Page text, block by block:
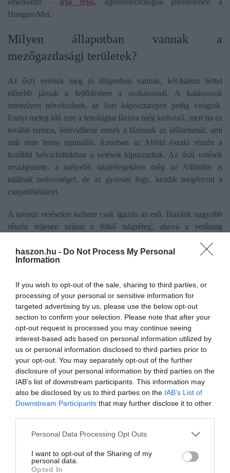
haszon.hu - Do Not Process My Personal
Information
If you wish to opt-out of the sale, sharing to third parties, or
processing of your personal or sensitive information for
targeted advertising by us, please use the below opt-out
section to confirm your selection. Please note that after your
opt-out request is processed you may continue seeing
interest-based ads based on personal information utilized by
us or personal information disclosed to third parties prior to
your opt-out. You may separately opt-out of the further
disclosure of your personal information by third parties on the
IAB’s list of downstream participants. This information may
also be disclosed by us to third parties on the IAB’s List of
Downstream Participants that may further disclose it to other
Please note that this website/app uses one or more Google
not limited to your visit or usage behaviour. You may click to
grant or deny consent to Google and its third-party tags to
Personal Data Processing Opt Outs
I want to opt-out of the Sharing of my
personal data.
Opted In
emelkedni - írja friss, agrometeorológiai jelentésében a
HungaroMet.
Milyen állapotban vannak a
mezőgazdasági területek?
Az őszi vetések még jó állapotban vannak, két-három héttel
előrébb járnak a fejlődésben a szokásosnál. A kalászosok
intenzíven növekednek, az őszi káposztarepce pedig virágzik.
Ennyi meleg idő erre a fenológiai fázisra még kedvező, mert ha ez
tovább tartana, lerövidítené ennek a fázisnak az időtartamát, ami
már nem lenne optimális. Azonban az Alföld északi részén a
korábbi belvízfoltokban a vetések kipusztultak. Az őszi vetések
országszerte, a mélyebb talajrétegekben még az Alföldön is
találnak nedvességet, de az gyorsan fogy, kezdik megérezni a
csapadékhiányt.
A tavaszi vetésekre kellene csak igazán az eső. Hazánk nagyobb
részén teljesen száraz a fölső talajréteg, ahová a vetőmag
A legtöbb gyümölcsfánk elvirágzott. Viszont az alma és a birs
Az elmúlt héten hulló csapadék miatt nem volt nedves a növények
levélének felülete. A párás időszakok hossza is alacsonyan maradt.
A gombás megbetegedések terjedésének ez a száraz időszak nem
optimális.
időjárás előrejelzés mezőgazdaság agrometeorológia
meteorológia